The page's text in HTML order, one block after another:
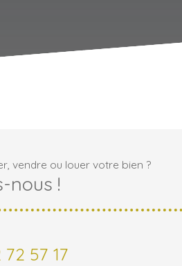
vendre ou louer votre bien ?
nous !
57 17